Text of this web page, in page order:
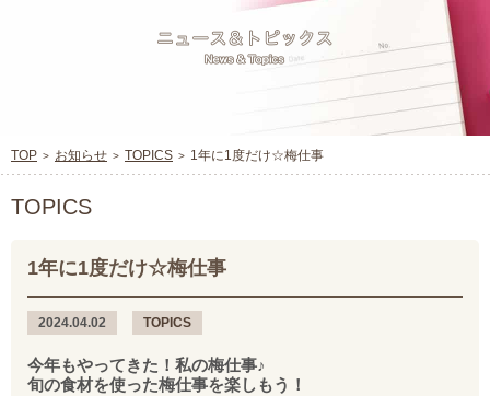
TOP お知らせ TOPICS 1年に1度だけ☆梅仕事
TOPICS
1年に1度だけ☆梅仕事
2024.04.02 TOPICS
今年もやってきた！私の梅仕事♪
旬の食材を使った梅仕事を楽しもう！